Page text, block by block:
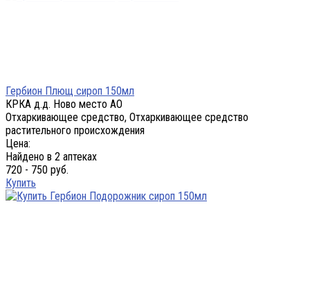
Гербион Плющ сироп 150мл
КРКА д.д. Ново место АО
Отхаркивающее средство, Отхаркивающее средство
растительного происхождения
Цена:
Найдено в 2 аптеках
720 - 750 руб.
Купить